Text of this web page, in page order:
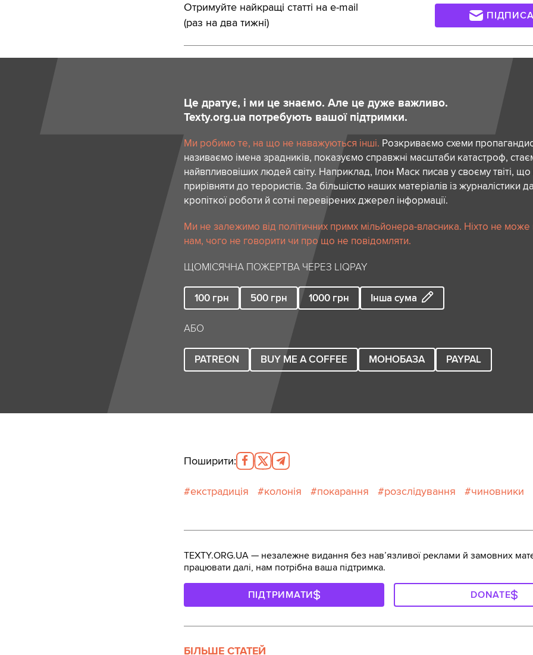
Отримуйте найкращі статті на e-mail
(раз на два тижні)
Це дратує, і ми це знаємо. Але це дуже важливо.
Texty.org.ua потребують вашої підтримки.
Ми робимо те, на що не наважуються інші. Розкриваємо схеми
називаємо імена зрадників, показуємо справжні масштаби катастроф,
найвпливовіших людей світу. Наприклад, Ілон Маск писав у своєму твіті,
прирівняти до терористів. За більшістю наших матеріалів із журналістики
кропіткої роботи й сотні перевірених джерел інформації.
Ми не залежимо від політичних примх мільйонера-власника. Ніхто не може
нам, чого не говорити чи про що не повідомляти.
ЩОМІСЯЧНА ПОЖЕРТВА ЧЕРЕЗ LIQPAY
100 грн 500 грн 1000 грн Інша сума
АБО
PATREON BUY ME A COFFEE МОНОБАЗА PAYPAL
Поширити:
екстрадиція колонія покарання розслідування чиновники
TEXTY.ORG.UA — незалежне видання без навʼязливої реклами й замовних
працювати далі, нам потрібна ваша підтримка.
ПІДТРИМАТИ DONATE
БІЛЬШЕ СТАТЕЙ